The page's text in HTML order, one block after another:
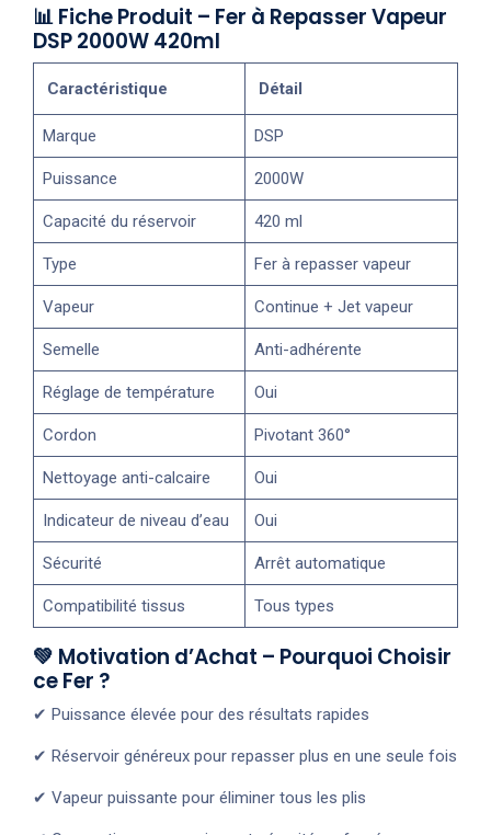
📊 Fiche Produit – Fer à Repasser Vapeur
DSP 2000W 420ml
Caractéristique Détail
Marque DSP
Puissance 2000W
Capacité du réservoir 420 ml
Type Fer à repasser vapeur
Vapeur Continue + Jet vapeur
Semelle Anti-adhérente
Réglage de température Oui
Cordon Pivotant 360°
Nettoyage anti-calcaire Oui
Indicateur de niveau d’eau Oui
Sécurité Arrêt automatique
Compatibilité tissus Tous types
💚 Motivation d’Achat – Pourquoi Choisir
ce Fer ?
✔ Puissance élevée pour des résultats rapides
✔ Réservoir généreux pour repasser plus en une seule fois
✔ Vapeur puissante pour éliminer tous les plis